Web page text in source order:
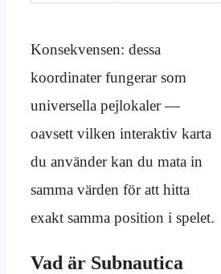
Konsekvensen: dessa
koordinater fungerar som
universella pejlokaler —
oavsett vilken interaktiv karta
du använder kan du mata in
samma värden för att hitta
exakt samma position i spelet.
Vad är Subnautica